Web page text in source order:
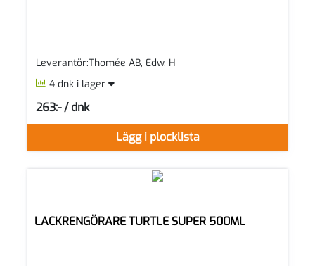
Leverantör:Thomée AB, Edw. H
4 dnk i lager
Lägg i plocklista
263:- / dnk
SEK per DNK
LACKRENGÖRARE TURTLE SUPER 500ML